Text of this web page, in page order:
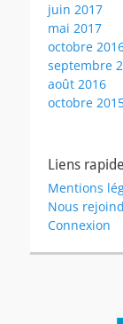
juin 2017
mai 2017
octobre
septembre
août 2016
octobre
Liens
Mentions
Nous
Connexion